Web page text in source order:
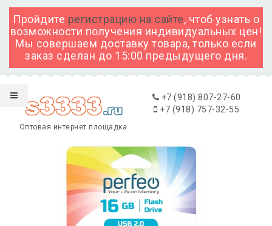
Пройдите регистрацию на сайте, чтоб узнать о
возможности получения индивидуальных цен!
Мы совершаем доставку товара, только если
заказ сделан до 15:00 предыдущего дня.
Оптовая интернет площадка
+7 (918) 807-27-60
+7 (918) 757-32-55